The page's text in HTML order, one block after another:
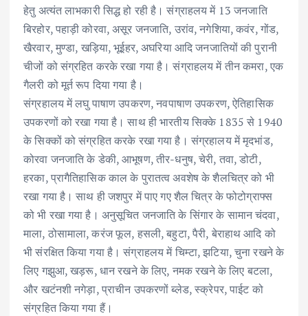
हेतु अत्यंत लाभकारी सिद्ध हो रही है। संग्राहलय में 13 जनजाति
बिरहोर, पहाड़ी कोरवा, असूर जनजाति, उरांव, नगेशिया, कवंर, गोंड,
खैरवार, मुण्डा, खड़िया, भूईहर, अघरिया आदि जनजातियों की पुरानी
चीजों को संग्रहित करके रखा गया है। संग्राहलय में तीन कमरा, एक
गैलरी को मूर्त रूप दिया गया है।
संग्रहालय में लघु पाषाण उपकरण, नवपाषाण उपकरण, ऐतिहासिक
उपकरणों को रखा गया है। साथ ही भारतीय सिक्के 1835 से 1940
के सिक्कों को संग्रहित करके रखा गया है। संग्रहालय में मृदभांड,
कोरवा जनजाति के डेकी, आभूषण, तीर-धनुष, चेरी, तवा, डोटी,
हरका, प्रागैतिहासिक काल के पुरातत्व अवशेष के शैलचित्र को भी
रखा गया है। साथ ही जशपुर में पाए गए शैल चित्र के फोटोग्राफ्स
को भी रखा गया है। अनुसूचित जनजाति के सिंगार के सामान चंदवा,
माला, ठोसामाला, करंज फूल, हसली, बहुटा, पैरी, बेराहाथ आदि को
भी संरक्षित किया गया है। संग्राहलय में चिम्टा, झटिया, चुना रखने के
लिए गझुआ, खड़रू, धान रखने के लिए, नमक रखने के लिए बटला,
और खटंनशी नगेड़ा, प्राचीन उपकरणों ब्लेड, स्क्रेपर, पाईट को
संग्रहित किया गया हैं।